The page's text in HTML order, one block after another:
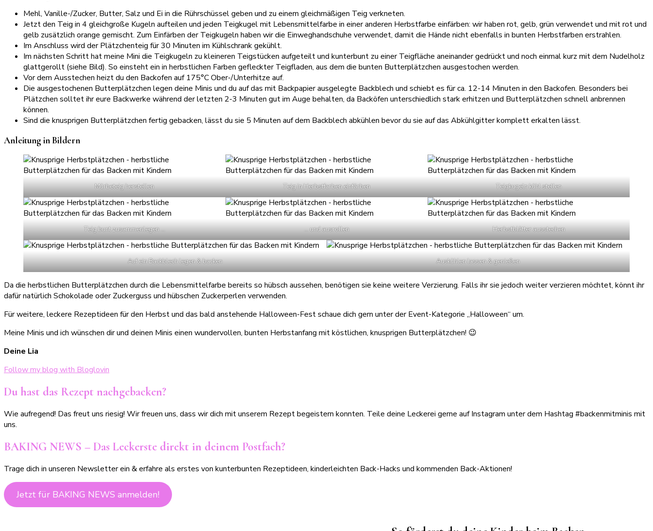
Mehl, Vanille-/Zucker, Butter, Salz und Ei in die Rührschüssel geben und zu einem gleichmäßigen Teig verkneten.
Jetzt den Teig in 4 gleichgroße Kugeln aufteilen und jeden Teigkugel mit Lebensmittelfarbe in einer anderen Herbstfarbe einfärben: wir haben rot, gelb, grün verwendet und mit rot und
gelb zusätzlich orange gemischt. Zum Einfärben der Teigkugeln haben wir die Einweghandschuhe verwendet, damit die Hände nicht ebenfalls in bunten Herbstfarben erstrahlen.
Im Anschluss wird der Plätzchenteig für 30 Minuten im Kühlschrank gekühlt.
Im nächsten Schritt hat meine Mini die Teigkugeln zu kleineren Teigstücken aufgeteilt und kunterbunt zu einer Teigfläche aneinander gedrückt und noch einmal kurz mit dem Nudelholz
glattgerollt (siehe Bild). So einsteht ein in herbstlichen Farben gefleckter Teigfladen, aus dem die bunten Butterplätzchen ausgestochen werden.
Vor dem Ausstechen heizt du den Backofen auf 175°C Ober-/Unterhitze auf.
Die ausgestochenen Butterplätzchen legen deine Minis und du auf das mit Backpapier ausgelegte Backblech und schiebt es für ca. 12-14 Minuten in den Backofen. Besonders bei
Plätzchen solltet ihr eure Backwerke während der letzten 2-3 Minuten gut im Auge behalten, da Backöfen unterschiedlich stark erhitzen und Butterplätzchen schnell anbrennen
können.
Sind die knusprigen Butterplätzchen fertig gebacken, lässt du sie 5 Minuten auf dem Backblech abkühlen bevor du sie auf das Abkühlgitter komplett erkalten lässt.
Anleitung in Bildern
Mürbeteig herstellen Teig in Herbstfarben einfärben Teigkugeln kühl stellen
Teig bunt zusammenlegen … … und ausrollen Herbstblätter ausstechen
Auf ein Backblech legen & backen Auskühlen lassen & genießen
Da die herbstlichen Butterplätzchen durch die Lebensmittelfarbe bereits so hübsch aussehen, benötigen sie keine weitere Verzierung. Falls ihr sie jedoch weiter verzieren möchtet, könnt ihr
dafür natürlich Schokolade oder Zuckerguss und hübschen Zuckerperlen verwenden.
Für weitere, leckere Rezeptideen für den Herbst und das bald anstehende Halloween-Fest schaue dich gern unter der Event-Kategorie „Halloween“ um.
Meine Minis und ich wünschen dir und deinen Minis einen wundervollen, bunten Herbstanfang mit köstlichen, knusprigen Butterplätzchen! 😉
Deine Lia
Follow my blog with Bloglovin
Du hast das Rezept nachgebacken?
Wie aufregend! Das freut uns riesig! Wir freuen uns, dass wir dich mit unserem Rezept begeistern konnten. Teile deine Leckerei gerne auf Instagram unter dem Hashtag #backenmitminis mit
uns.
BAKING NEWS – Das Leckerste direkt in deinem Postfach?
Trage dich in unseren Newsletter ein & erfahre als erstes von kunterbunten Rezeptideen, kinderleichten Back-Hacks und kommenden Back-Aktionen!
Jetzt für BAKING NEWS anmelden!